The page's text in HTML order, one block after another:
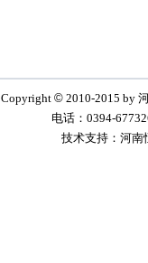
Copyright © 2010-2015 by
电话：0394-
技术支持：河